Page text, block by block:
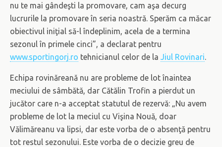
nu te mai gândeşti la promovare, cam aşa decurg
lucrurile la promovare în seria noastră. Sperăm ca măcar
obiectivul iniţial să-l îndeplinim, acela de a termina
sezonul în primele cinci”, a declarat pentru
www.sportingorj.ro tehnicianul celor de la Jiul Rovinari.
Echipa rovinăreană nu are probleme de lot înaintea
meciului de sâmbătă, dar Cătălin Trofin a pierdut un
jucător care n-a acceptat statutul de rezervă: „Nu avem
probleme de lot la meciul cu Vişina Nouă, doar
Vălimăreanu va lipsi, dar este vorba de o absenţă pentru
tot restul sezonului. Este vorba de o decizie greu de